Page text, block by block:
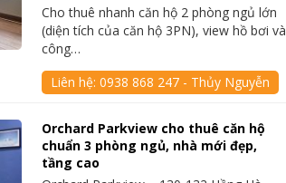
Cho thuê nhanh căn hộ 2 phòng ngủ lớn
(diện tích của căn hộ 3PN), view hồ bơi và
công…
Liên hệ:0938 868 247 - Thủy Nguyễn
Orchard Parkview cho thuê căn hộ
chuẩn 3 phòng ngủ, nhà mới đẹp,
tầng cao